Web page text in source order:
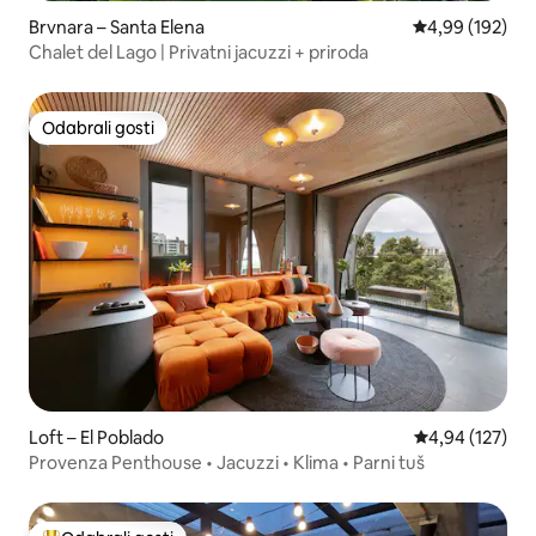
Brvnara – Santa Elena Prosječna
4,99 (192)
Chalet del Lago | Privatni jacuzzi + priroda
Odabrali gosti
Odabrali gosti
Loft – El Poblado Prosječna
4,94 (127)
Provenza Penthouse • Jacuzzi • Klima • Parni tuš